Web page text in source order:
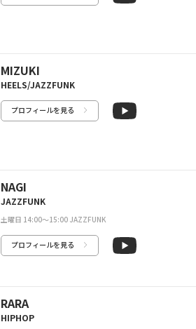
MIZUKI
HEELS/JAZZFUNK
プロフィールを見る
NAGI
JAZZFUNK
土曜日 14:00〜15:00 JAZZFUNK
プロフィールを見る
RARA
HIPHOP